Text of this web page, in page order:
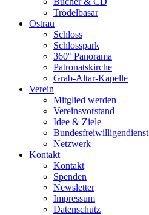
Trödelbasar
Ostrau
Schloss
Schlosspark
360° Panorama
Patronatskirche
Grab-Altar-Kapelle
Verein
Mitglied werden
Vereinsvorstand
Idee & Ziele
Bundesfreiwilligendienst
Netzwerk
Kontakt
Kontakt
Spenden
Newsletter
Impressum
Datenschutz